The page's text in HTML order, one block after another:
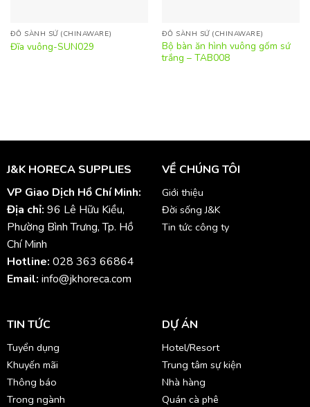
ĐỒ SÀNH SỨ (CHINAWARE)
Đĩa vuông-SUN029
ĐỒ SÀNH SỨ (CHINAWARE)
Bộ bàn ăn hình vuông gốm sứ
trắng – TAB008
J&K HORECA SUPPLIES
VP Giao Dịch Hồ Chí Minh:
Địa chỉ: 96 Lê Hữu Kiều,
Phường Bình Trưng, Tp. Hồ
Chí Minh
Hotline: 028 363 66864
Email: info@jkhoreca.com
VỀ CHÚNG TÔI
Giới thiệu
Đời sống J&K
Tin tức công ty
TIN TỨC
Tuyển dụng
Khuyến mãi
Thông báo
Trong ngành
DỰ ÁN
Hotel/Resort
Trung tâm sự kiện
Nhà hàng
Quán cà phê